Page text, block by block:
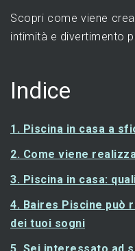
Scopri come viene
intimità e divertimento
Indice
1. Piscina in casa a
2. Come viene
3. Piscina in casa:
4. Baires Piscine può
dei tuoi sogni